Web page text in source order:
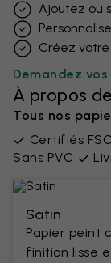
Ajoutez ou
Créez
Demandez
À propos
Tous nos
Certifiés
Sans PVC
Satin
Papier peint
finition lisse